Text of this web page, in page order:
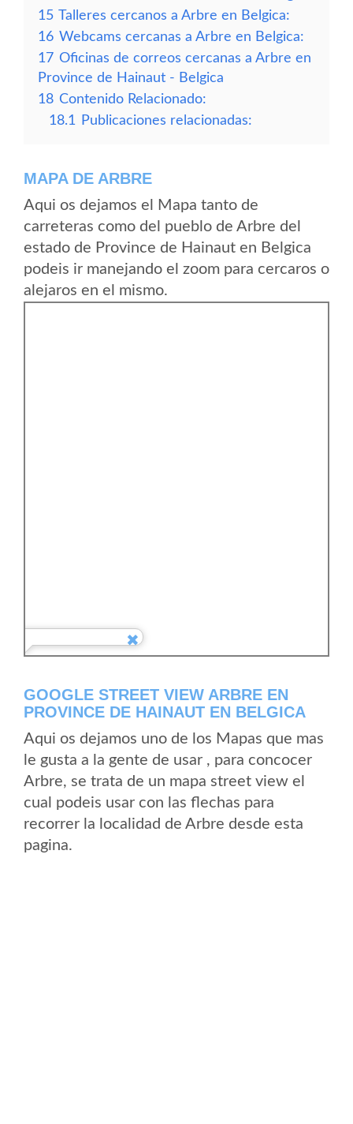
15 Talleres cercanos a Arbre en Belgica:
16 Webcams cercanas a Arbre en Belgica:
17 Oficinas de correos cercanas a Arbre en
Province de Hainaut - Belgica
18 Contenido Relacionado:
18.1
Publicaciones relacionadas:
MAPA DE ARBRE
Aqui os dejamos el Mapa tanto de
carreteras como del pueblo de Arbre del
estado de Province de Hainaut en Belgica
podeis ir manejando el zoom para cercaros o
alejaros en el mismo.
GOOGLE STREET VIEW ARBRE EN
PROVINCE DE HAINAUT EN BELGICA
Aqui os dejamos uno de los Mapas que mas
le gusta a la gente de usar , para concocer
Arbre, se trata de un mapa street view el
cual podeis usar con las flechas para
recorrer la localidad de Arbre desde esta
pagina.